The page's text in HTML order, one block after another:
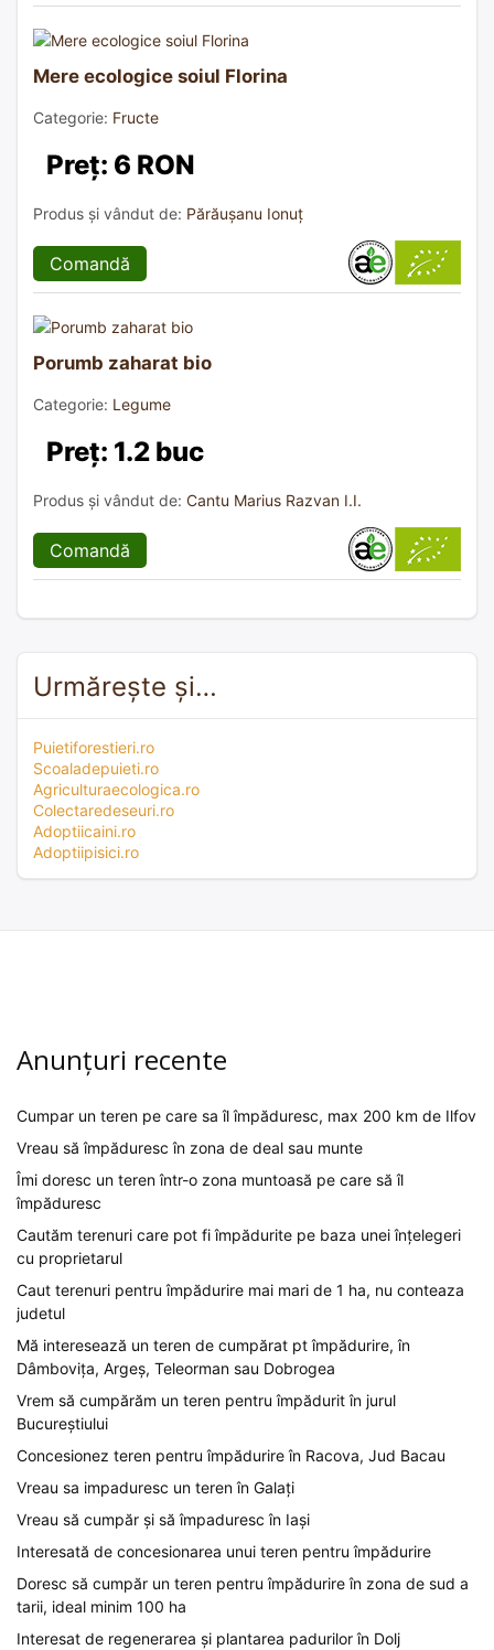
Mere ecologice soiul Florina
Categorie: Fructe
Preț: 6 RON
Produs și vândut de: Părăușanu Ionuț
Comandă
Porumb zaharat bio
Categorie: Legume
Preț: 1.2 buc
Produs și vândut de: Cantu Marius Razvan I.I.
Comandă
Urmărește și…
Puietiforestieri.ro
Scoaladepuieti.ro
Agriculturaecologica.ro
Colectaredeseuri.ro
Adoptiicaini.ro
Adoptiipisici.ro
Anunțuri recente
Cumpar un teren pe care sa îl împăduresc, max 200 km de Ilfov
Vreau să împăduresc în zona de deal sau munte
Îmi doresc un teren într-o zona muntoasă pe care să îl
împăduresc
Cautăm terenuri care pot fi împădurite pe baza unei înțelegeri
cu proprietarul
Caut terenuri pentru împădurire mai mari de 1 ha, nu conteaza
judetul
Mă interesează un teren de cumpărat pt împădurire, în
Dâmbovița, Argeș, Teleorman sau Dobrogea
Vrem să cumpărăm un teren pentru împădurit în jurul
Bucureștiului
Concesionez teren pentru împădurire în Racova, Jud Bacau
Vreau sa impaduresc un teren în Galați
Vreau să cumpăr și să împaduresc în Iași
Interesată de concesionarea unui teren pentru împădurire
Doresc să cumpăr un teren pentru împădurire în zona de sud a
tarii, ideal minim 100 ha
Interesat de regenerarea și plantarea padurilor în Dolj